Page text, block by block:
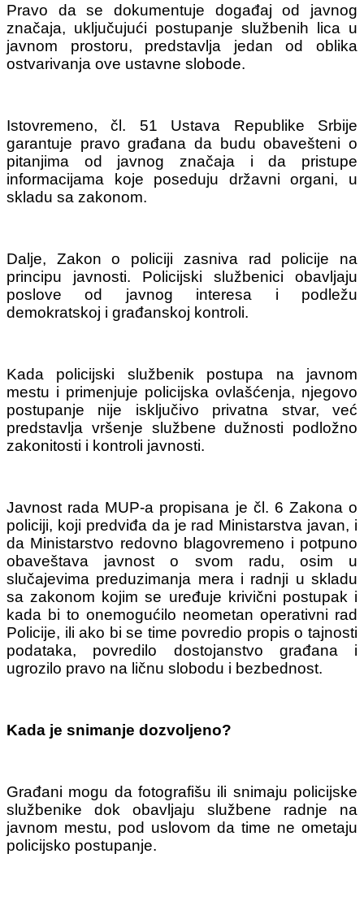
Pravo da se dokumentuje događaj od javnog
značaja, uključujući postupanje službenih lica u
javnom prostoru, predstavlja jedan od oblika
ostvarivanja ove ustavne slobode.
Istovremeno, čl. 51 Ustava Republike Srbije
garantuje pravo građana da budu obavešteni o
pitanjima od javnog značaja i da pristupe
informacijama koje poseduju državni organi, u
skladu sa zakonom.
Dalje, Zakon o policiji zasniva rad policije na
principu javnosti. Policijski službenici obavljaju
poslove od javnog interesa i podležu
demokratskoj i građanskoj kontroli.
Kada policijski službenik postupa na javnom
mestu i primenjuje policijska ovlašćenja, njegovo
postupanje nije isključivo privatna stvar, već
predstavlja vršenje službene dužnosti podložno
zakonitosti i kontroli javnosti.
Javnost rada MUP-a propisana je čl. 6 Zakona o
policiji, koji predviđa da je rad Ministarstva javan, i
da Ministarstvo redovno blagovremeno i potpuno
obaveštava javnost o svom radu, osim u
slučajevima preduzimanja mera i radnji u skladu
sa zakonom kojim se uređuje krivični postupak i
kada bi to onemogućilo neometan operativni rad
Policije, ili ako bi se time povredio propis o tajnosti
podataka, povredilo dostojanstvo građana i
ugrozilo pravo na ličnu slobodu i bezbednost.
Kada je snimanje dozvoljeno?
Građani mogu da fotografišu ili snimaju policijske
službenike dok obavljaju službene radnje na
javnom mestu, pod uslovom da time ne ometaju
policijsko postupanje.